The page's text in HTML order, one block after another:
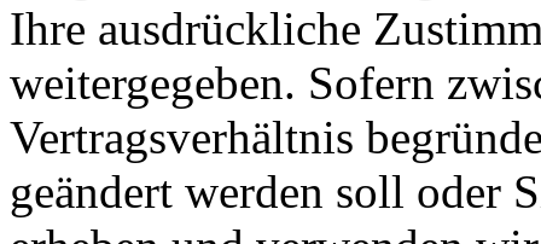
Ihre ausdrückliche
weitergegeben. Sofern
Vertragsverhältnis
geändert werden soll oder